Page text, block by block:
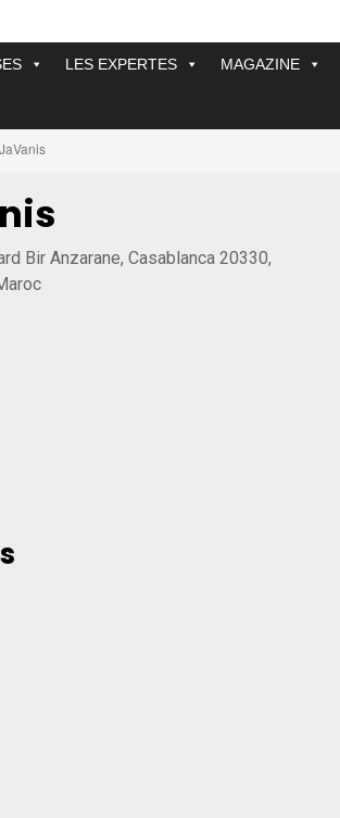
LES EXPERTES MAGAZINE
JaVanis
Bir Anzarane, Casablanca 20330,